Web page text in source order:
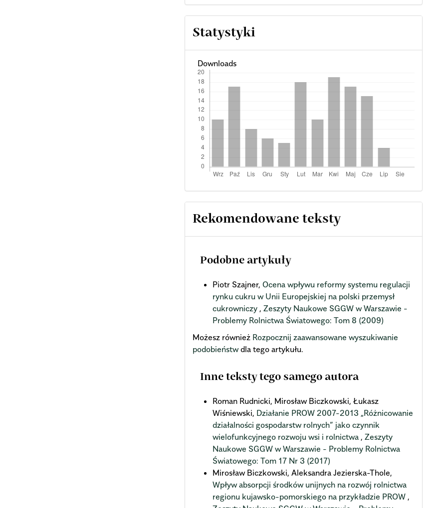
Statystyki
Downloads
Rekomendowane teksty
Podobne artykuły
Piotr Szajner,Ocena wpływu reformy systemu regulacji
rynku cukru w Unii Europejskiej na polski przemysł
cukrowniczy ,Zeszyty Naukowe SGGW w Warszawie -
Problemy Rolnictwa Światowego: Tom 8 (2009)
Możesz również Rozpocznij zaawansowane wyszukiwanie
podobieństwdla tego artykułu.
Inne teksty tego samego autora
Roman Rudnicki, Mirosław Biczkowski, Łukasz
Wiśniewski, Działanie PROW 2007-2013 „Różnicowanie
działalności gospodarstw rolnych” jako czynnik
wielofunkcyjnego rozwoju wsi i rolnictwa ,Zeszyty
Naukowe SGGW w Warszawie - Problemy Rolnictwa
Światowego: Tom 17 Nr 3 (2017)
Mirosław Biczkowski, Aleksandra Jezierska-Thole,
Wpływ absorpcji środków unijnych na rozwój rolnictwa
regionu kujawsko-pomorskiego na przykładzie PROW ,